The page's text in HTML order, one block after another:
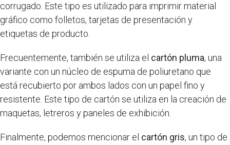
corrugado. Este tipo es utilizado para imprimir material
gráfico como folletos, tarjetas de presentación y
etiquetas de producto.
Frecuentemente, también se utiliza el cartón pluma, una
variante con un núcleo de espuma de poliuretano que
está recubierto por ambos lados con un papel fino y
resistente. Este tipo de cartón se utiliza en la creación de
maquetas, letreros y paneles de exhibición.
Finalmente, podemos mencionar el cartón gris, un tipo de